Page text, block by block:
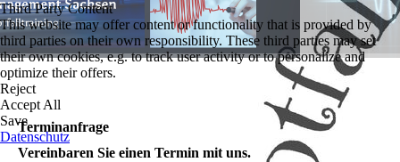
Terminanfrage
Vereinbaren Sie einen Termin mit uns.
Third Party Content
This website may offer content or functionality that is provided by
third parties on their own responsibility. These third parties may set
their own cookies, e.g. to track user activity or to personalize and
optimize their offers.
Reject
Accept All
Save
Datenschutz